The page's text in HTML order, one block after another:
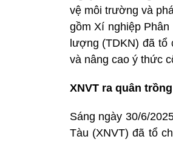
vệ môi trường và
gồm Xí nghiệp
lượng (TDKN) đã tổ
và nâng cao ý thức
XNVT ra quân
Sáng ngày 30/6/
Tàu (XNVT) đã tổ